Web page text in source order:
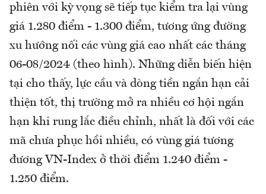
phiên với kỳ vọng sẽ tiếp tục kiểm tra lại vùng
giá 1.280 điểm - 1.300 điểm, tương ứng đường
xu hướng nối các vùng giá cao nhất các tháng
06-08/2024 (theo hình). Những diễn biến hiện
tại cho thấy, lực cầu và dòng tiền ngắn hạn cải
thiện tốt, thị trường mở ra nhiều cơ hội ngắn
hạn khi rung lắc điều chỉnh, nhất là đối với các
mã chưa phục hồi nhiều, có vùng giá tương
đương VN-Index ở thời điểm 1.240 điểm -
1.250 điểm.